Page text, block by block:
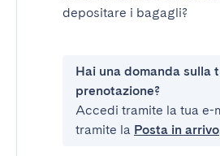
depositare i bagagli?
Hai una domanda sulla
prenotazione?
Accedi tramite la tua e-
tramite la Posta in arrivo